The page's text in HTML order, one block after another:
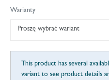
Warianty
Proszę wybrać wariant
This product has several
variant to see product details